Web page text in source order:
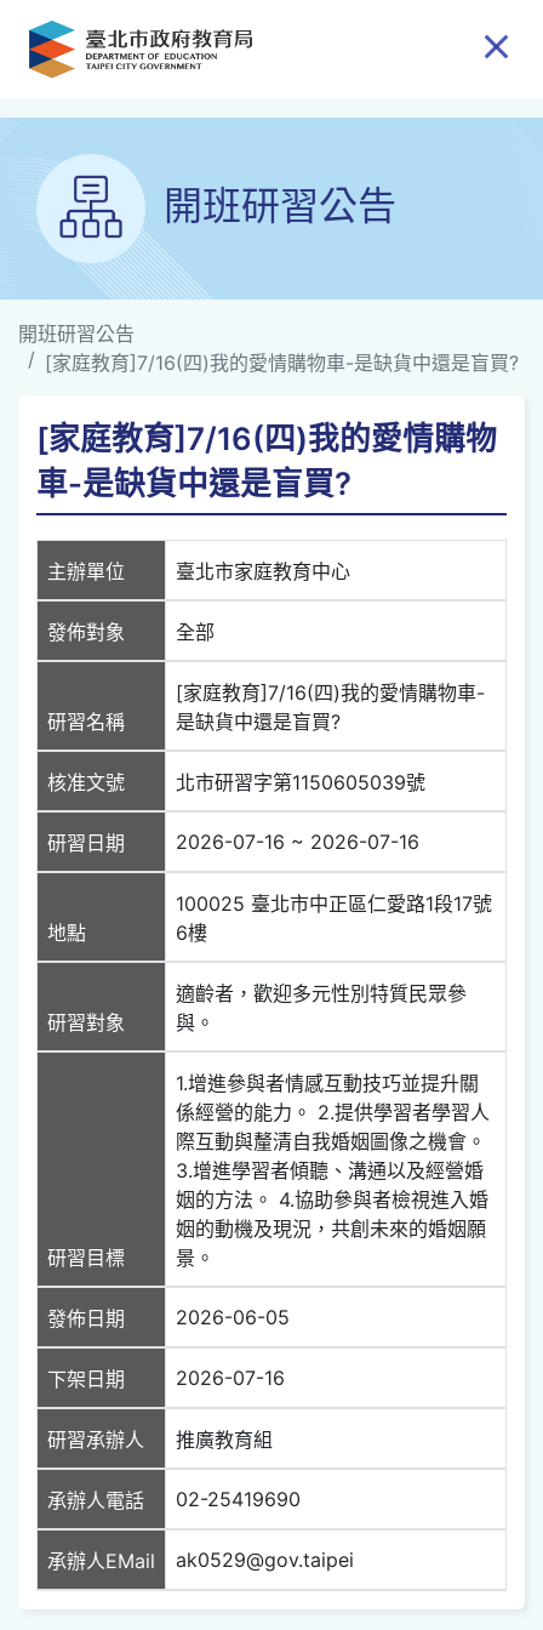
跳到主要內容
開班研習公告
開班研習公告
[家庭教育]7/16(四)我的愛情購物車-是缺貨中還是盲買?
[家庭教育]7/16(四)我的愛情購物
車-是缺貨中還是盲買?
主辦單位 臺北市家庭教育中心
發佈對象 全部
研習名稱
[家庭教育]7/16(四)我的愛情購物車-
是缺貨中還是盲買?
核准文號 北市研習字第1150605039號
研習日期 2026-07-16 ~ 2026-07-16
地點
100025 臺北市中正區仁愛路1段17號
6樓
研習對象
適齡者，歡迎多元性別特質民眾參
與。
研習目標
1.增進參與者情感互動技巧並提升關
係經營的能力。 2.提供學習者學習人
際互動與釐清自我婚姻圖像之機會。
3.增進學習者傾聽、溝通以及經營婚
姻的方法。 4.協助參與者檢視進入婚
姻的動機及現況，共創未來的婚姻願
景。
發佈日期 2026-06-05
下架日期 2026-07-16
研習承辦人 推廣教育組
承辦人電話 02-25419690
承辦人EMail ak0529@gov.taipei